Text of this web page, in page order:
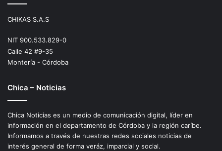
CHIKAS S.A.S
NIT 900.533.829-0
Calle 42 #9-35
Montería - Córdoba
Chica – Noticias
Chica Noticias es un medio de comunicación digital, líder en
información en el departamento de Córdoba y la región caríbe.
Informamos a través de nuestras redes sociales noticias de
interés general de forma veráz, imparcial y social.